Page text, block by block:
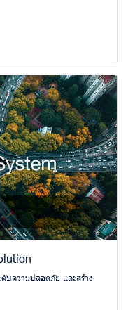
บความปลอดภัย และสร้าง